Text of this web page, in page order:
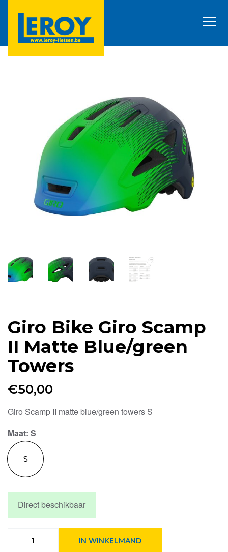
Giro Bike Giro Scamp
II Matte Blue/green
Towers
€50,00
Giro Scamp II matte blue/green towers S
Maat: S
S
Direct beschikbaar
IN WINKELMAND